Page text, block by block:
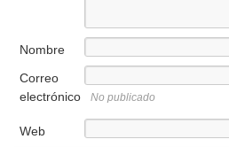
Nombre
Correo
electrónico
No publicado
Web